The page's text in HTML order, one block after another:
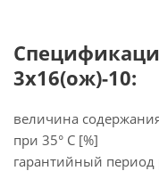
3х16(ож)-10:
величина
при 35° C [%]
гарантийный период